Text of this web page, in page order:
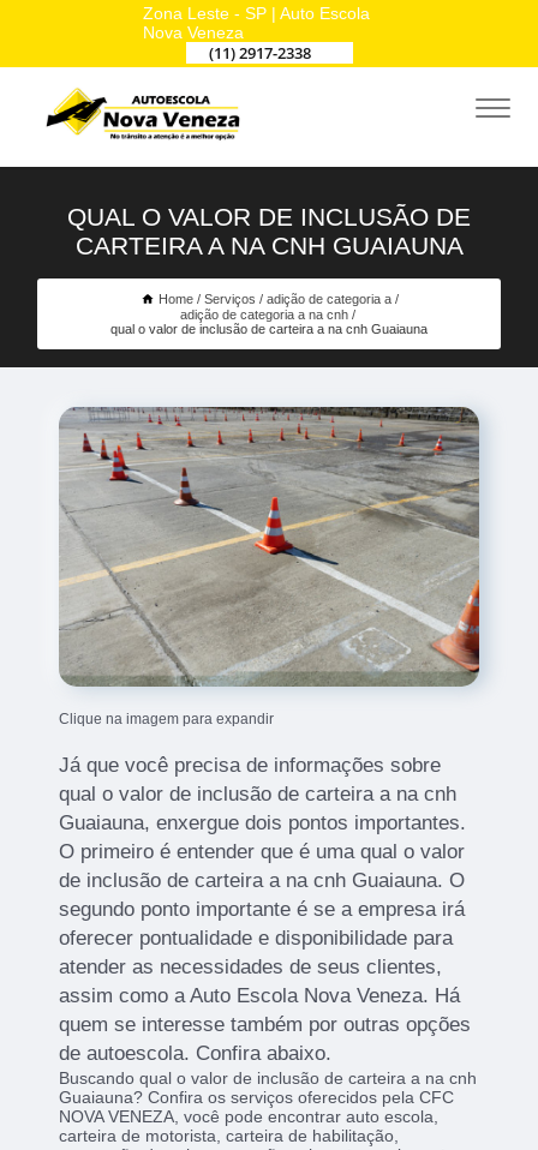
Zona Leste - SP | Auto Escola
Nova Veneza
(11) 2917-2338
QUAL O VALOR DE INCLUSÃO DE
CARTEIRA A NA CNH GUAIAUNA
Home Serviços
adição de categoria a
adição de categoria a na cnh
qual o valor de inclusão de carteira a na cnh Guaiauna
Clique na imagem para expandir
Já que você precisa de informações sobre
qual o valor de inclusão de carteira a na cnh
Guaiauna, enxergue dois pontos importantes.
O primeiro é entender que é uma qual o valor
de inclusão de carteira a na cnh Guaiauna. O
segundo ponto importante é se a empresa irá
oferecer pontualidade e disponibilidade para
atender as necessidades de seus clientes,
assim como a Auto Escola Nova Veneza. Há
quem se interesse também por outras opções
de autoescola. Confira abaixo.
Buscando qual o valor de inclusão de carteira a na cnh
Guaiauna? Confira os serviços oferecidos pela CFC
NOVA VENEZA, você pode encontrar auto escola,
carteira de motorista, carteira de habilitação,